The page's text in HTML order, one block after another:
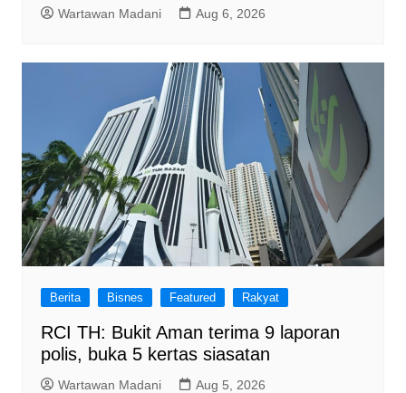
Wartawan Madani Aug 6, 2026
Berita Bisnes Featured Rakyat
RCI TH: Bukit Aman terima 9 laporan
polis, buka 5 kertas siasatan
Wartawan Madani Aug 5, 2026